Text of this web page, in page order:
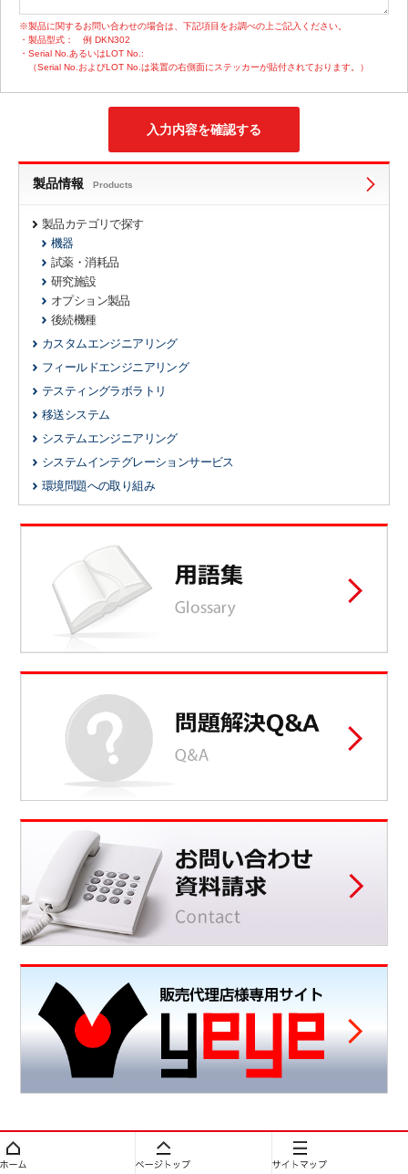
※製品に関するお問い合わせの場合は、下記項目をお調べの上ご記入ください。
・製品型式：
例 DKN302
・Serial No.あるいはLOT No.:
（Serial No.およびLOT No.は装置の右側面にステッカーが貼付されております。）
製品情報 Products
製品カテゴリで探す
機器
試薬・消耗品
研究施設
オプション製品
後続機種
カスタムエンジニアリング
フィールドエンジニアリング
テスティングラボラトリ
移送システム
システムエンジニアリング
システムインテグレーションサービス
環境問題への取り組み